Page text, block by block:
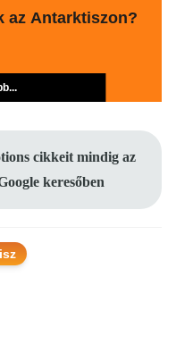
az Antarktiszon?
cikkeit mindig az
keresőben